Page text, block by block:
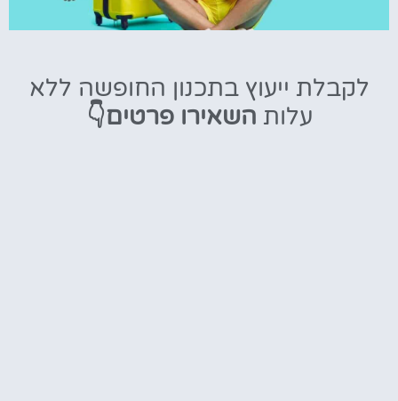
מציאת
טיסה זולה?
לקבלת ייעוץ בתכנון החופשה ללא
עלות השאירו פרטים👇